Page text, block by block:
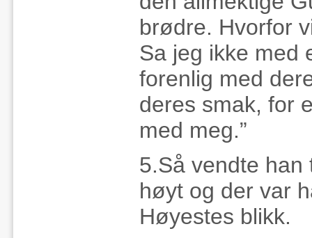
brødre. Hvorfor
Sa jeg ikke med
forenlig med
deres smak, for
med meg.”
5.Så vendte han
høyt og der var
Høyestes blikk.